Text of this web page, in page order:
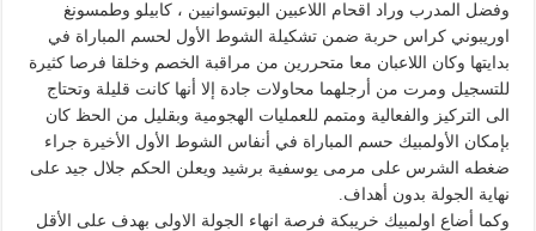
وفضل المدرب وراد اقحام اللاعبين البوتسوانيين ، كابيلو وطمسونغ
اوريبوني كراس حربة ضمن تشكيلة الشوط الأول لحسم المباراة في
بدايتها وكان اللاعبان معا متحررين من مراقبة الخصم وخلقا فرصا كثيرة
للتسجيل ومرت من أرجلهما محاولات جادة إلا أنها كانت قليلة وتحتاج
الى التركيز والفعالية ومتمم للعمليات الهجومية وبقليل من الحظ كان
بإمكان الأولمبيك حسم المباراة في أنفاس الشوط الأول الأخيرة جراء
ضغطه الشرس على مرمى يوسفية برشيد ويعلن الحكم جلال جيد على
نهاية الجولة بدون أهداف.
وكما أضاع اولمبيك خريبكة فرصة انهاء الجولة الاولى بهدف على الأقل